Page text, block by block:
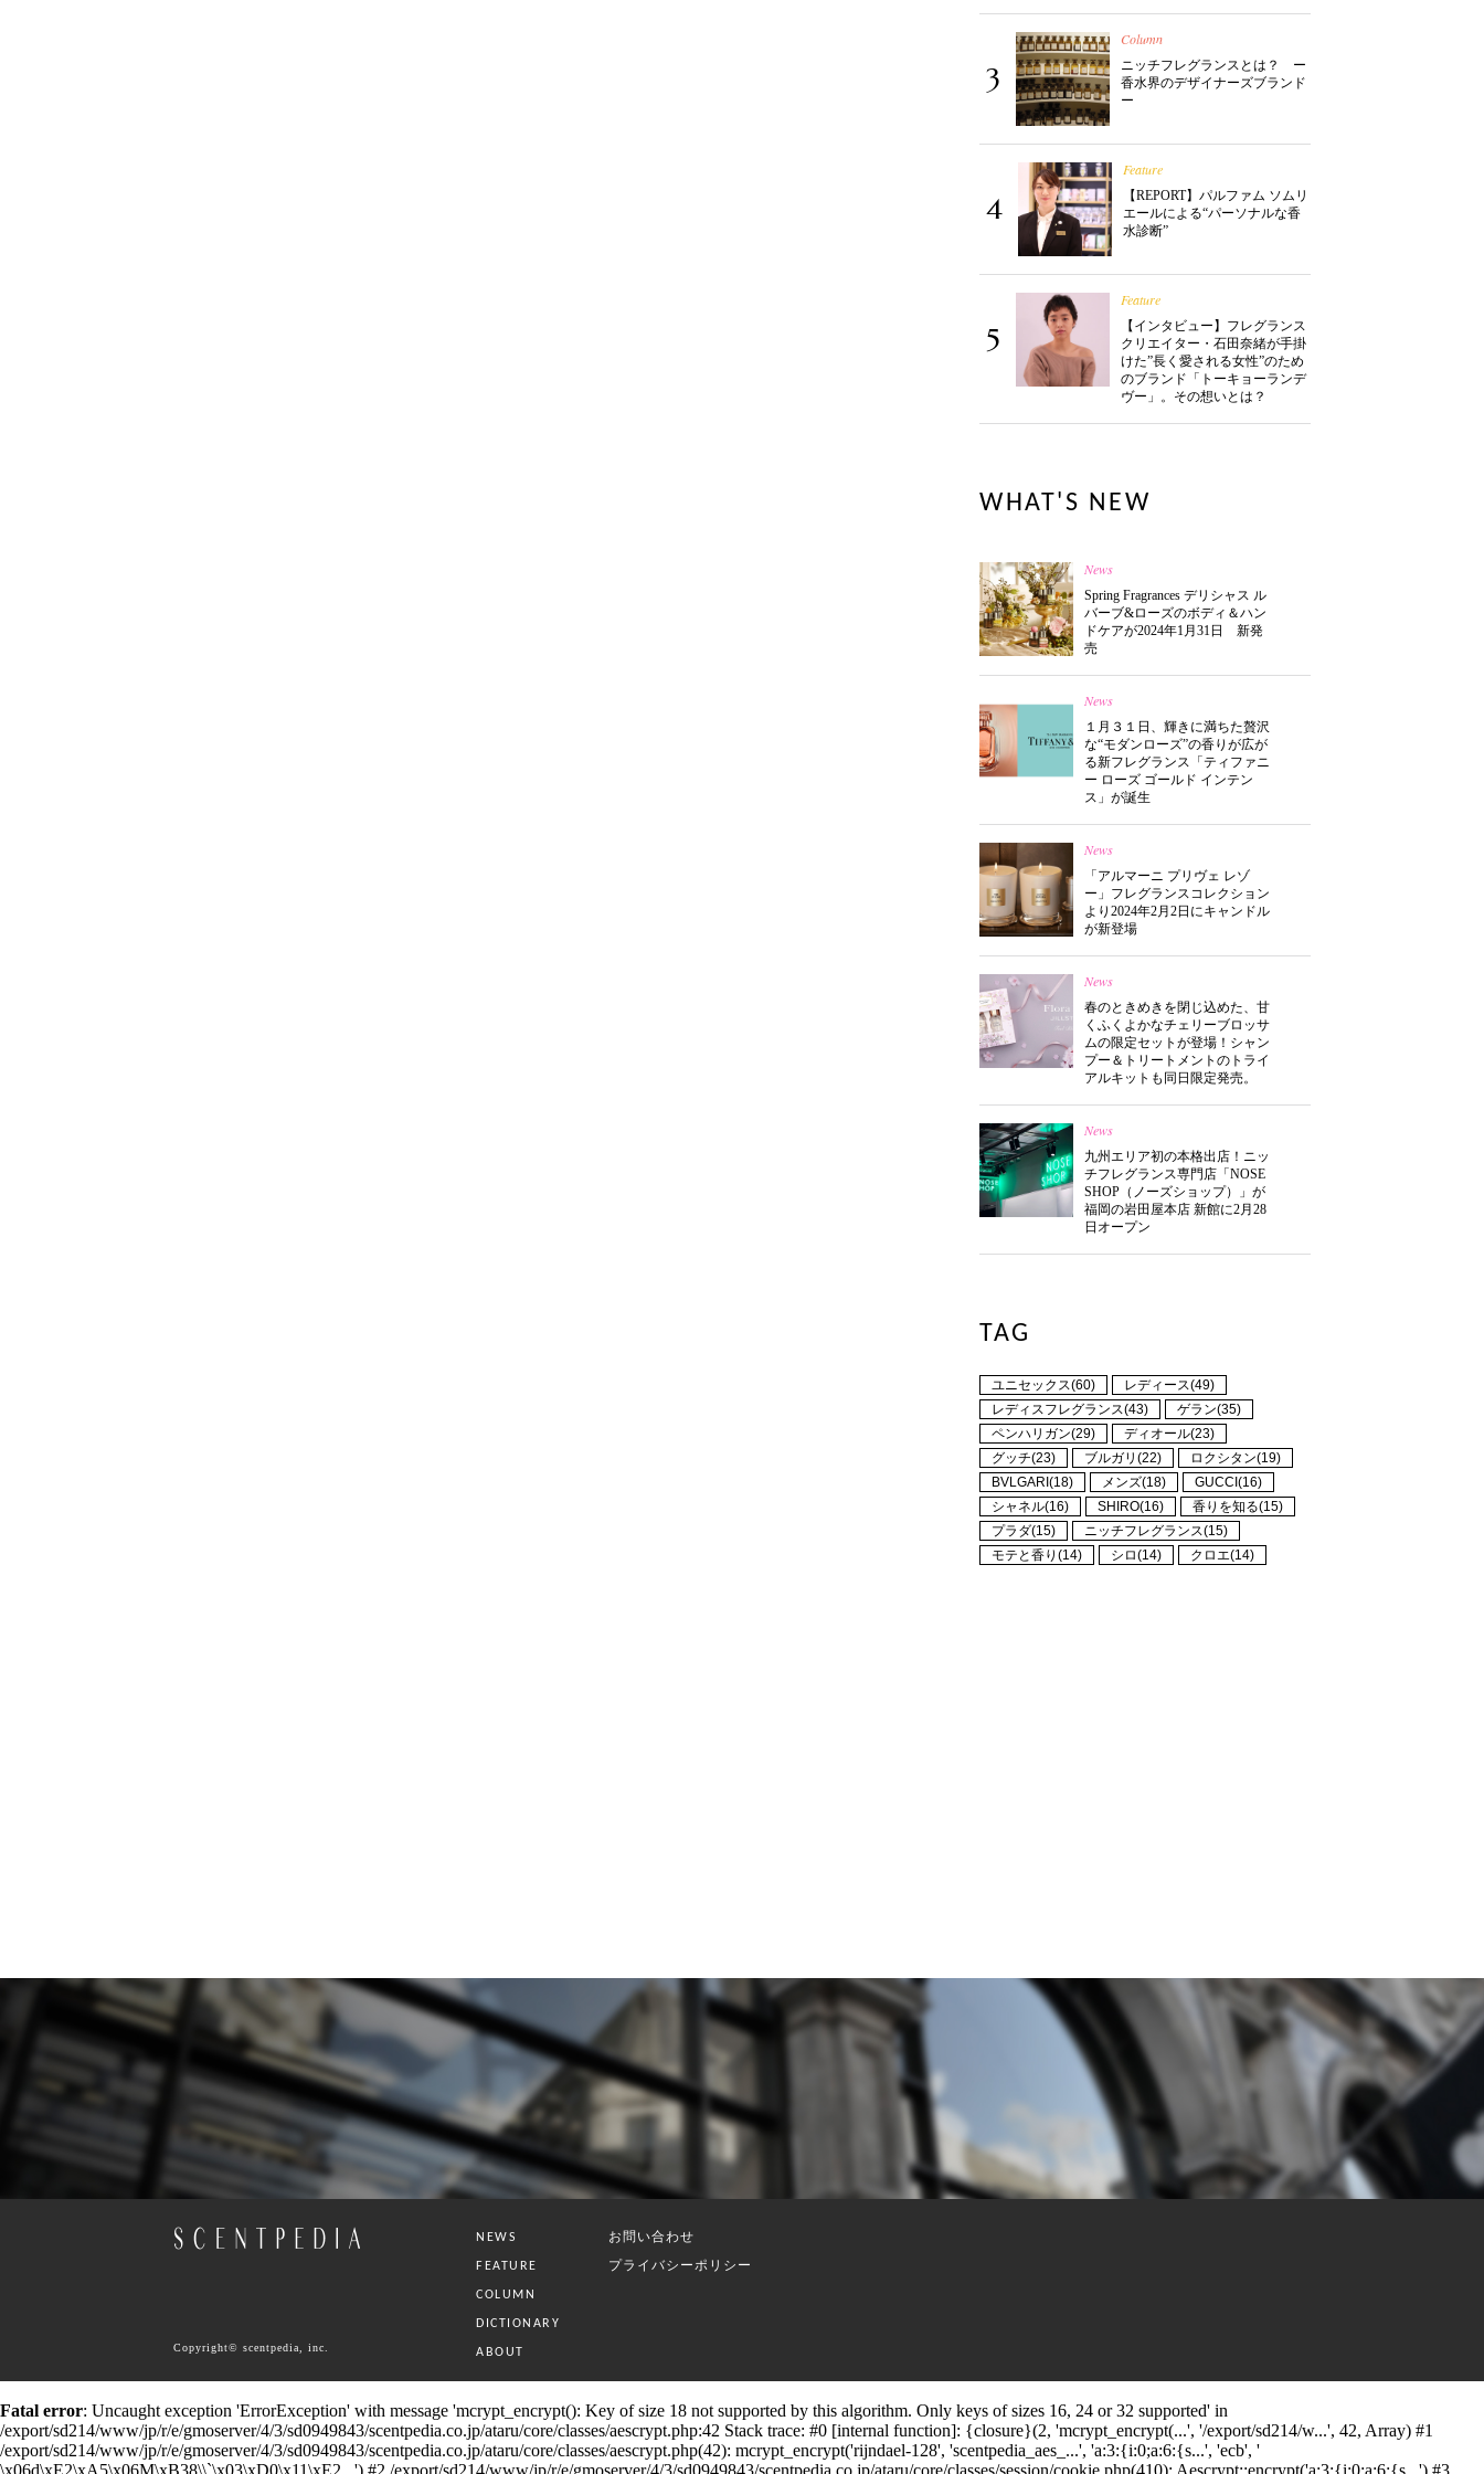
3
Column
ニッチフレグランスとは？ ー
香水界のデザイナーズブランド
ー
4
Feature
【REPORT】パルファム ソムリ
エールによる“パーソナルな香
水診断”
5
Feature
【インタビュー】フレグランス
クリエイター・石田奈緒が手掛
けた”長く愛される女性”のため
のブランド「トーキョーランデ
ヴー」。その想いとは？
WHAT'S NEW
News
Spring Fragrances デリシャス ル
バーブ&ローズのボディ＆ハン
ドケアが2024年1月31日 新発
売
News
１月３１日、輝きに満ちた贅沢
な“モダンローズ”の香りが広が
る新フレグランス「ティファニ
ー ローズ ゴールド インテン
ス」が誕生
News
「アルマーニ プリヴェ レゾ
ー」フレグランスコレクション
より2024年2月2日にキャンドル
が新登場
News
春のときめきを閉じ込めた、甘
くふくよかなチェリーブロッサ
ムの限定セットが登場！シャン
プー＆トリートメントのトライ
アルキットも同日限定発売。
News
九州エリア初の本格出店！ニッ
チフレグランス専門店「NOSE
SHOP（ノーズショップ）」が
福岡の岩田屋本店 新館に2月28
日オープン
TAG
ユニセックス(60)
レディース(49)
レディスフレグランス(43)
ゲラン(35)
ペンハリガン(29)
ディオール(23)
グッチ(23)
ブルガリ(22)
ロクシタン(19)
BVLGARI(18)
メンズ(18)
GUCCI(16)
シャネル(16)
SHIRO(16)
香りを知る(15)
プラダ(15)
ニッチフレグランス(15)
モテと香り(14)
シロ(14) クロエ(14)
NEWS
FEATURE
COLUMN
DICTIONARY
ABOUT
お問い合わせ
プライバシーポリシー
Copyright© scentpedia, inc.
Fatal error: Uncaught exception 'ErrorException' with message 'mcrypt_encrypt(): Key of size 18 not supported by this algorithm. Only keys of sizes 16, 24 or 32 supported' in
/export/sd214/www/jp/r/e/gmoserver/4/3/sd0949843/scentpedia.co.jp/ataru/core/classes/aescrypt.php:42 Stack trace: #0 [internal function]: {closure}(2, 'mcrypt_encrypt(...', '/export/sd214/w...', 42, Array) #1
/export/sd214/www/jp/r/e/gmoserver/4/3/sd0949843/scentpedia.co.jp/ataru/core/classes/aescrypt.php(42): mcrypt_encrypt('rijndael-128', 'scentpedia_aes_...', 'a:3:{i:0;a:6:{s...', 'ecb', '
\x06d\xE2\xA5\x06M\xB38\\`\x03\xD0\x11\xE2...') #2 /export/sd214/www/jp/r/e/gmoserver/4/3/sd0949843/scentpedia.co.jp/ataru/core/classes/session/cookie.php(410): Aescrypt::encrypt('a:3:{i:0;a:6:{s...') #3